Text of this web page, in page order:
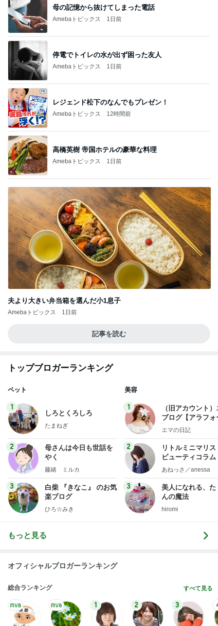
母の記憶から抜けてしまった電話
Amebaトピックス 1日前
停電でトイレの水が出ず困った友人
Amebaトピックス 1日前
レジェンド松下のなんでもプレゼン！
Amebaトピックス 12時間前
高橋英樹 帝国ホテルの豪華な料理
Amebaトピックス 1日前
夫より大きい弁当箱を選んだ小1息子
Amebaトピックス 1日前
記事を読む
トップブロガーランキング
ペット
1
しろとくろしろ
たまねぎ
2
母さんは今日も世話を
やく
藤緒 ミルカ
3
白柴 『きなこ』 のお気
楽ブログ
ひろ☆みき
美容
1
（旧アカウント
ブログ【アラフォ
社売却セカンドラ
エマの日記
2
リトルミニマリス
ビューティコラ
little
あねっさ／anessa
3
美人になれる、た
んの魔法
hiromi
もっと見る
オフィシャルブロガーランキング
総合ランキング すべて見る
1 2 3